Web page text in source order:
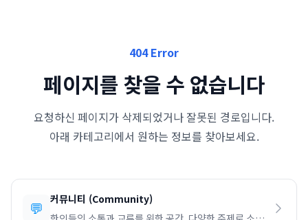
404 Error
페이지를 찾을 수 없습니다
요청하신 페이지가 삭제되었거나 잘못된 경로입니다.
아래 카테고리에서 원하는 정보를 찾아보세요.
💬 커뮤니티 (Community)